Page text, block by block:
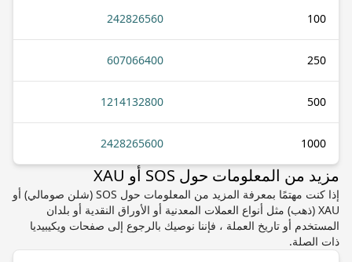
100
242826560
250
607066400
500
1214132800
1000
2428265600
مزيد من المعلومات حول SOS أو XAU
إذا كنت مهتمًا بمعرفة المزيد من المعلومات حول SOS (شلن صومالي) أو
XAU (ذهب) مثل أنواع العملات المعدنية أو الأوراق النقدية أو بلدان
المستخدم أو تاريخ العملة ، فإننا نوصيك بالرجوع إلى صفحات ويكيبيديا
ذات الصلة.